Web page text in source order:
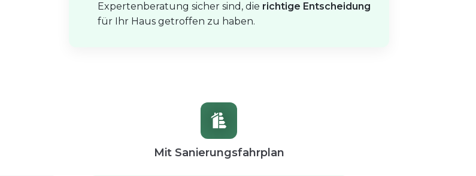
Expertenberatung sicher sind, die richtige Entscheidung
für Ihr Haus getroffen zu haben.
Mit Sanierungsfahrplan